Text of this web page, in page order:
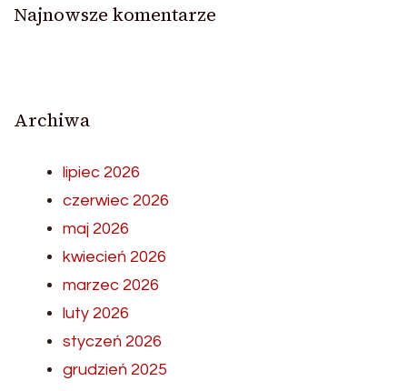
Najnowsze komentarze
Archiwa
lipiec 2026
czerwiec 2026
maj 2026
kwiecień 2026
marzec 2026
luty 2026
styczeń 2026
grudzień 2025